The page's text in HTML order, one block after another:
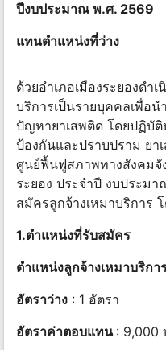
ปีงบประมาณ พ.ศ. 2569
แทนตําแหน่งที่ว่าง
ด้วยอําเภอเมืองระยองดํา
บริการเป็นรายบุคคลเพื่อ
ปัญหายาเสพติด โดยปฏิบั
ป้องกันและปราบปราม ยา
ศูนย์ฟื้นฟูสภาพทางสังคมจั
ระยอง ประจําปี งบประม
สมัครลูกจ้างเหมาบริการ
1.ตำแหน่งที่รับสมัคร
ตําแหน่งลูกจ้างเหมาบริกา
อัตราว่าง : 1 อัตรา
อัตราค่าตอบแทน : 9,000